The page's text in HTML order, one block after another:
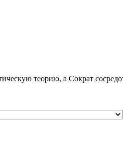
теорию, а Сократ